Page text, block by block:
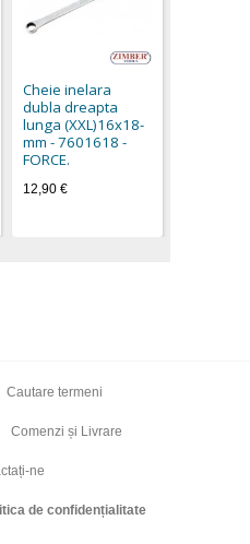
Cheie inelara
dubla dreapta
lunga (XXL)16x18-
mm - 7601618 -
FORCE.
12,90 €
Cautare termeni
Comenzi și Livrare
ne
de confidențialitate